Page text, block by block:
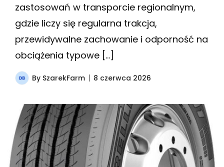
zastosowań w transporcie regionalnym,
gdzie liczy się regularna trakcja,
przewidywalne zachowanie i odporność na
obciążenia typowe […]
By SzarekFarm 8 czerwca 2026